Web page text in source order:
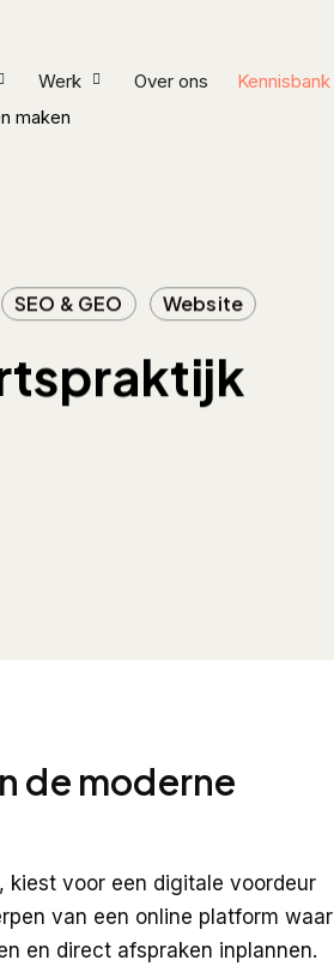
Werk Over ons Kennisbank
maken
SEO & GEO Website
de moderne
, kiest voor een digitale voordeur
van een online platform waar
en direct afspraken inplannen.